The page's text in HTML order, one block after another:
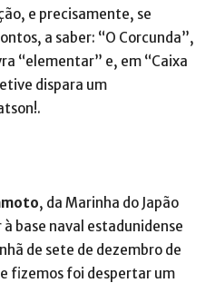
e precisamente, se
a saber: “O Corcunda”,
“elementar” e, em “Caixa
dispara um
, da Marinha do Japão
base naval estadunidense
de sete de dezembro de
fizemos foi despertar um